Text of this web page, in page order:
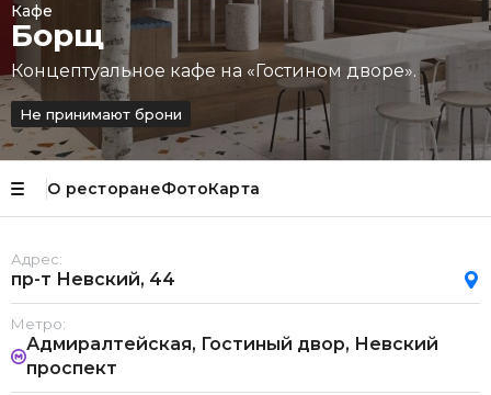
Кафе
Борщ
Концептуальное кафе на «Гостином дворе».
Не принимают брони
О ресторанеФотоКарта
Адрес:
пр-т Невский, 44
Метро:
Адмиралтейская, Гостиный двор, Невский
проспект